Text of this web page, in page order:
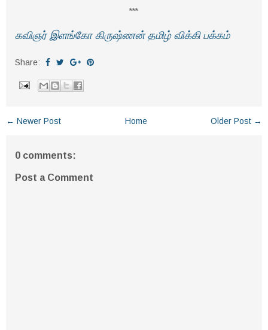
***
கவிஞர் இளங்கோ கிருஷ்ணன் தமிழ் விக்கி பக்கம்
Share:
← Newer Post Older Post →
Home
0 comments:
Post a Comment